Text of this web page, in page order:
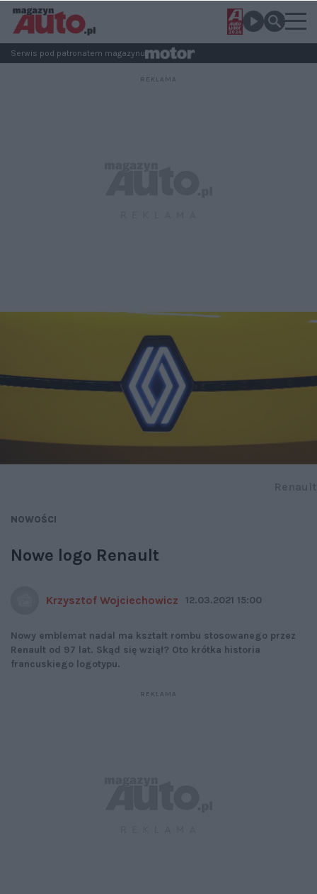
Serwis pod patronatem magazynu
NOWOŚCI
Nowe logo Renault
Krzysztof Wojciechowicz 12.03.2021 15:00
Nowy emblemat nadal ma kształt rombu stosowanego przez
Renault od 97 lat. Skąd się wziął? Oto krótka historia
francuskiego logotypu.